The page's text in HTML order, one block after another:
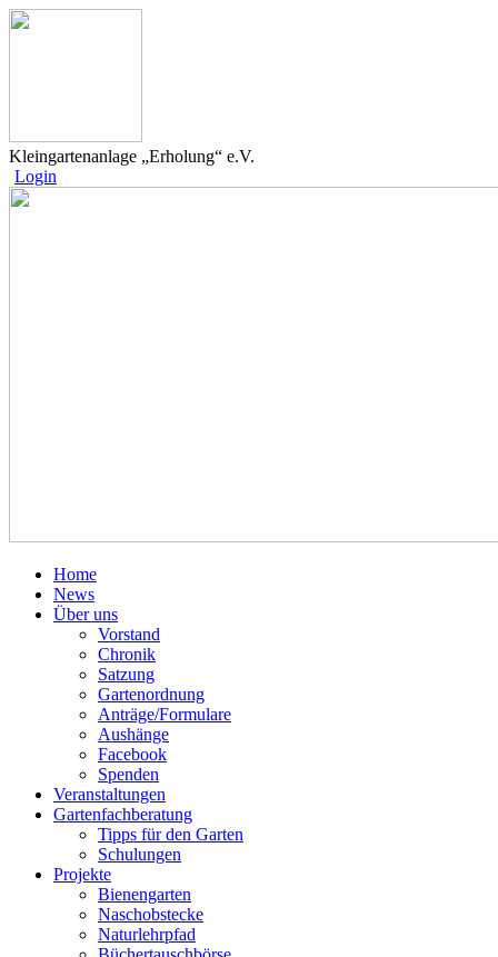
Kleingartenanlage „Erholung“ e.V.
Login
Home
News
Über uns
Vorstand
Chronik
Satzung
Gartenordnung
Anträge/Formulare
Aushänge
Facebook
Spenden
Veranstaltungen
Gartenfachberatung
Tipps für den Garten
Schulungen
Projekte
Bienengarten
Naschobstecke
Naturlehrpfad